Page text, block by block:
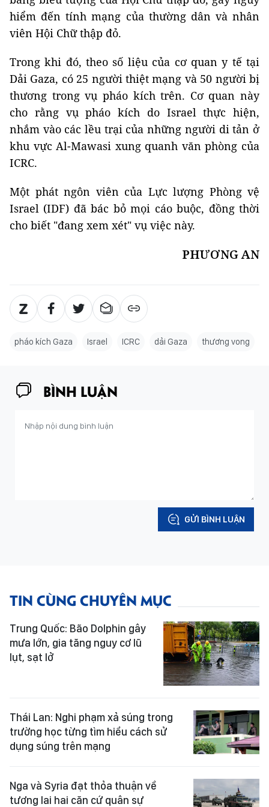
hiểm đến tính mạng của thường dân và nhân
viên Hội Chữ thập đỏ.
Trong khi đó, theo số liệu của cơ quan y tế tại
Dải Gaza, có 25 người thiệt mạng và 50 người bị
thương trong vụ pháo kích trên. Cơ quan này
cho rằng vụ pháo kích do Israel thực hiện,
nhắm vào các lều trại của những người di tản ở
khu vực Al-Mawasi xung quanh văn phòng của
ICRC.
Một phát ngôn viên của Lực lượng Phòng vệ
Israel (IDF) đã bác bỏ mọi cáo buộc, đồng thời
cho biết "đang xem xét" vụ việc này.
PHƯƠNG AN
pháo kích Gaza Israel ICRC dải Gaza thương vong
BÌNH LUẬN
GỬI BÌNH LUẬN
TIN CÙNG CHUYÊN MỤC
Trung Quốc: Bão Dolphin gây
mưa lớn, gia tăng nguy cơ lũ
lụt, sạt lở
Thái Lan: Nghi phạm xả súng trong
trường học từng tìm hiểu cách sử
dụng súng trên mạng
Nga và Syria đạt thỏa thuận về
tương lai hai căn cứ quân sự